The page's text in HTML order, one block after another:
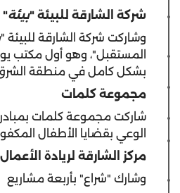
شركة الشارقة للبيئة "بيئة"
وشاركت شركة الشارقة للبيئة "
المستقبل"، وهو أول مكتب
بشكل كامل في منطقة
مجموعة كلمات
شاركت مجموعة كلمات بمبادرة
الوعي بقضايا الأطفال
مركز الشارقة لريادة الأعمال
وشارك "شراع" بأربعة مشاريع